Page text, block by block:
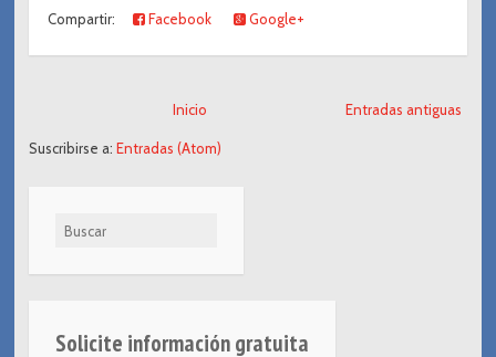
Compartir: Facebook Google+
Entradas antiguas
Inicio
Suscribirse a: Entradas (Atom)
Buscar
Solicite información gratuita